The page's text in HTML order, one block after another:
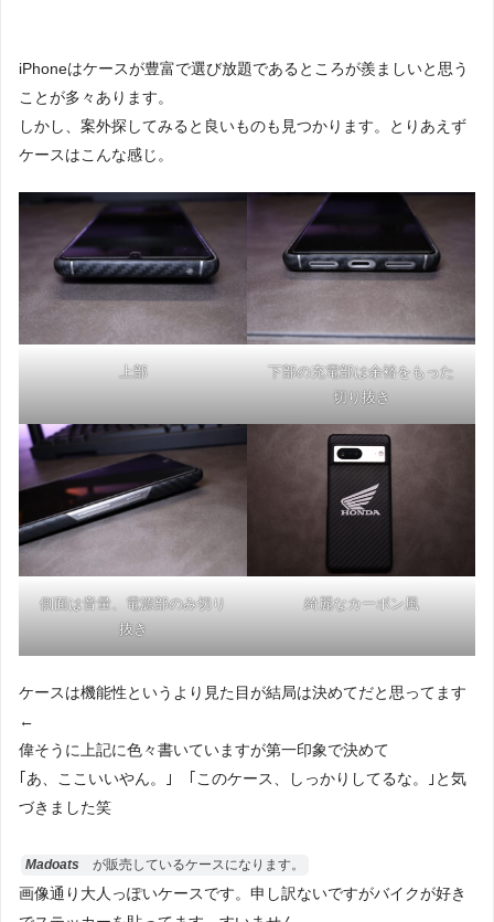
iPhoneはケースが豊富で選び放題であるところが羨ましいと思う
ことが多々あります。
しかし、案外探してみると良いものも見つかります。とりあえず
ケースはこんな感じ。
上部
下部の充電部は余裕をもった
切り抜き
側面は音量、電源部のみ切り
抜き
綺麗なカーボン風
ケースは機能性というより見た目が結局は決めてだと思ってます
←
偉そうに上記に色々書いていますが第一印象で決めて
｢あ、ここいいやん。｣ ｢このケース、しっかりしてるな。｣と気
づきました笑
Madoats が販売しているケースになります。
画像通り大人っぽいケースです。申し訳ないですがバイクが好き